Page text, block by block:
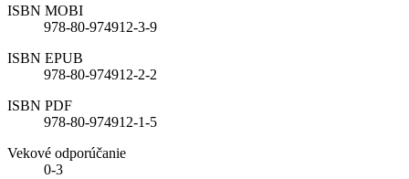
ISBN MOBI
978-80-974912-3-9
ISBN EPUB
978-80-974912-2-2
ISBN PDF
978-80-974912-1-5
Vekové odporúčanie
0-3